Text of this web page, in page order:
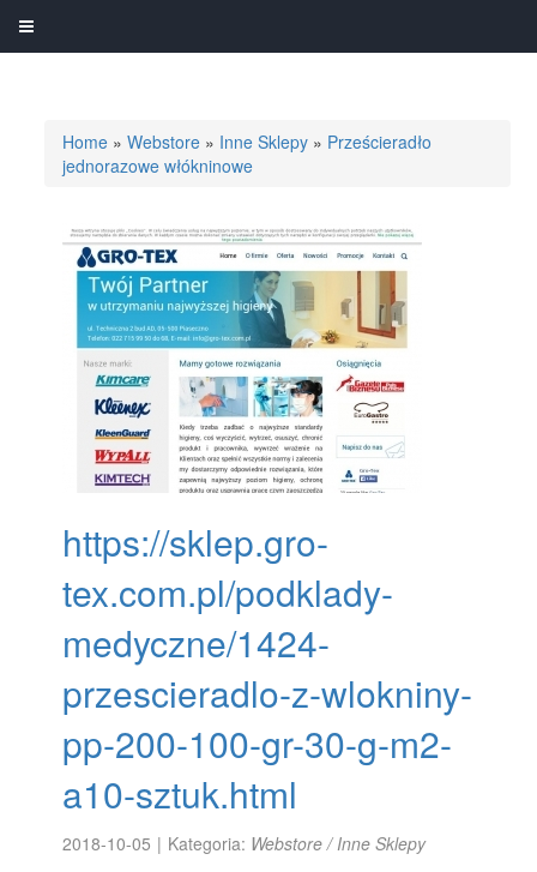
Home »Webstore » Inne Sklepy » Prześcieradło
jednorazowe włókninowe
https://sklep.gro-
tex.com.pl/podklady-
medyczne/1424-
przescieradlo-z-wlokniny-
pp-200-100-gr-30-g-m2-
a10-sztuk.html
2018-10-05 | Kategoria: Webstore / Inne Sklepy